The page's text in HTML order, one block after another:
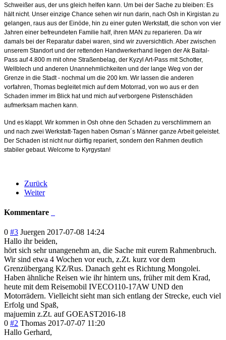
Schweißer aus, der uns gleich helfen kann. Um bei der Sache zu bleiben: Es
hält nicht. Unser einzige Chance sehen wir nun darin, nach Osh in Kirgistan zu
gelangen, raus aus der Einöde, hin zu einer guten Werkstatt, die schon von vier
Jahren einer befreundeten Familie half, ihren MAN zu reparieren. Da wir
damals bei der Reparatur dabei waren, sind wir zuversichtlich. Aber zwischen
unserem Standort und der rettenden Handwerkerhand liegen der Ak Baital-
Pass auf 4.800 m mit ohne Straßenbelag, der Kyzyl Art-Pass mit Schotter,
Wellblech und anderen Unannehmlichkeiten und der lange Weg von der
Grenze in die Stadt - nochmal um die 200 km. Wir lassen die anderen
vorfahren, Thomas begleitet mich auf dem Motorrad, von wo aus er den
Schaden immer im Blick hat und mich auf verborgene Pistenschäden
aufmerksam machen kann.
Und es klappt. Wir kommen in Osh ohne den Schaden zu verschlimmern an
und nach zwei Werkstatt-Tagen haben Osman´s Männer ganze Arbeit geleistet.
Der Schaden ist nicht nur dürftig repariert, sondern den Rahmen deutlich
stabiler gebaut. Welcome to Kyrgystan!
Zurück
Weiter
Kommentare
0 #3 Juergen 2017-07-08 14:24
Hallo ihr beiden,
hört sich sehr unangenehm an, die Sache mit eurem Rahmenbruch.
Wir sind etwa 4 Wochen vor euch, z.Zt. kurz vor dem
Grenzübergang KZ/Rus. Danach geht es Richtung Mongolei.
Haben ähnliche Reisen wie ihr hintern uns, früher mit dem Krad,
heute mit dem Reisemobil IVECO110-17AW UND den
Motorrädern. Vielleicht sieht man sich entlang der Strecke, euch viel
Erfolg und Spaß,
majuemin z.Zt. auf GOEAST2016-18
0 #2 Thomas 2017-07-07 11:20
Hallo Gerhard,